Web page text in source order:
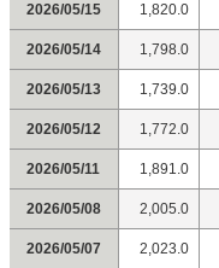
2026/05/15 1,820.0
2026/05/14 1,798.0
2026/05/13 1,739.0
2026/05/12 1,772.0
2026/05/11 1,891.0
2026/05/08 2,005.0
2026/05/07 2,023.0